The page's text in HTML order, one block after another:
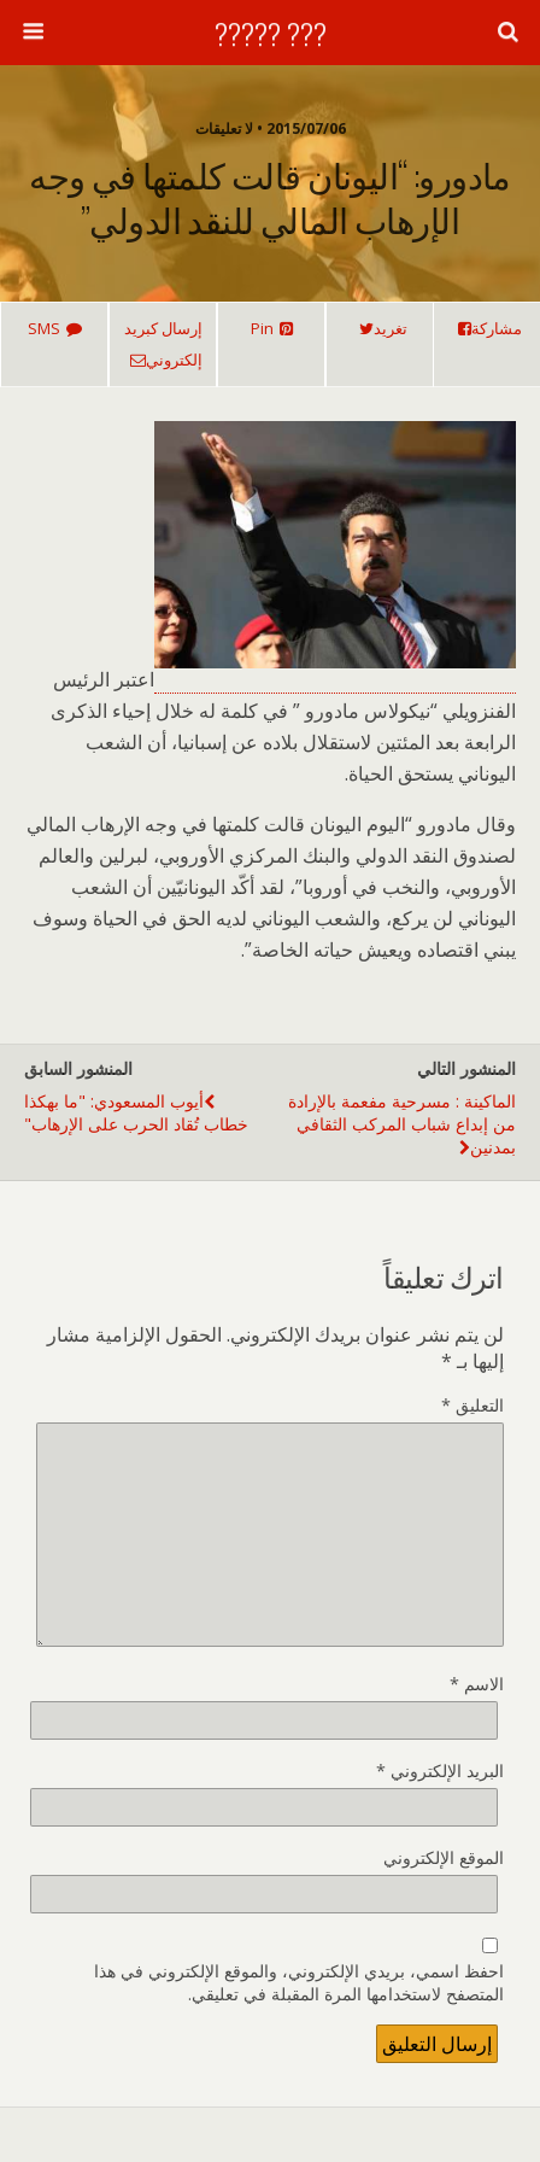
??? ?????
2015/07/06 • لا تعليقات
مادورو: “اليونان قالت كلمتها في وجه
الإرهاب المالي للنقد الدولي”
مشاركة تغريد Pin
إرسال كبريد
إلكتروني
SMS
اعتبر الرئيس
الفنزويلي “نيكولاس مادورو ” في كلمة له خلال إحياء الذكرى
الرابعة بعد المئتين لاستقلال بلاده عن إسبانيا، أن الشعب
اليوناني يستحق الحياة.
وقال مادورو “اليوم اليونان قالت كلمتها في وجه الإرهاب المالي
لصندوق النقد الدولي والبنك المركزي الأوروبي، لبرلين والعالم
الأوروبي، والنخب في أوروبا”، لقد أكّد اليونانيّين أن الشعب
اليوناني لن يركع، والشعب اليوناني لديه الحق في الحياة وسوف
يبني اقتصاده ويعيش حياته الخاصة”.
المنشور السابق
أيوب المسعودي: "ما بهكذا
خطاب تُقاد الحرب على الإرهاب"
المنشور التالي
الماكينة : مسرحية مفعمة بالإرادة
من إبداع شباب المركب الثقافي
بمدنين
اترك تعليقاً
لن يتم نشر عنوان بريدك الإلكتروني. الحقول الإلزامية مشار
إليها بـ*
التعليق *
الاسم *
البريد الإلكتروني *
الموقع الإلكتروني
احفظ اسمي، بريدي الإلكتروني، والموقع الإلكتروني في هذا
المتصفح لاستخدامها المرة المقبلة في تعليقي.